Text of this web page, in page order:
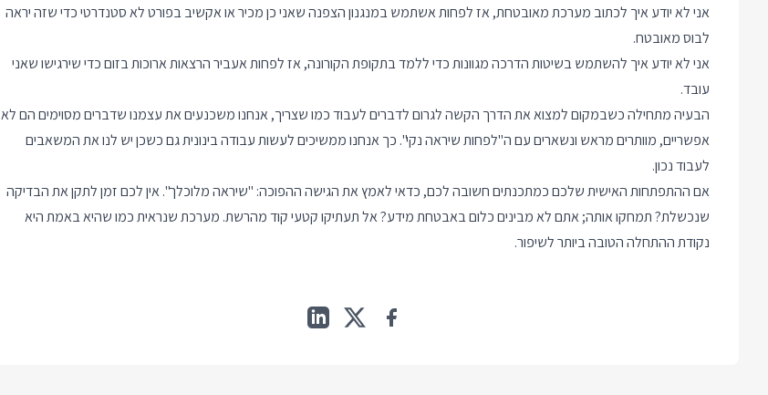
אני לא יודע איך לכתוב מערכת מאובטחת, אז לפחות אשתמש במנגנון הצפנה שאני כן מכיר או אקשיב בפורט לא סטנדרטי כדי שזה יראה
לבוס מאובטח.
אני לא יודע איך להשתמש בשיטות הדרכה מגוונות כדי ללמד בתקופת הקורונה, אז לפחות אעביר הרצאות ארוכות בזום כדי שירגישו שאני
עובד.
הבעיה מתחילה כשבמקום למצוא את הדרך הקשה לגרום לדברים לעבוד כמו שצריך, אנחנו משכנעים את עצמנו שדברים מסוימים הם לא
אפשריים, מוותרים מראש ונשארים עם ה"לפחות שיראה נקי". כך אנחנו ממשיכים לעשות עבודה בינונית גם כשכן יש לנו את המשאבים
לעבוד נכון.
אם ההתפתחות האישית שלכם כמתכנתים חשובה לכם, כדאי לאמץ את הגישה ההפוכה: "שיראה מלוכלך". אין לכם זמן לתקן את הבדיקה
שנכשלת? תמחקו אותה; אתם לא מבינים כלום באבטחת מידע? אל תעתיקו קטעי קוד מהרשת. מערכת שנראית כמו שהיא באמת היא
נקודת ההתחלה הטובה ביותר לשיפור.